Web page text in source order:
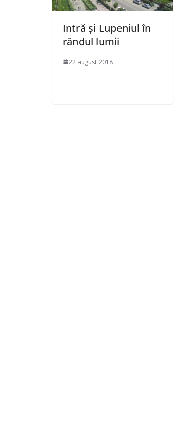
Intră și Lupeniul în
rândul lumii
22 august 2018